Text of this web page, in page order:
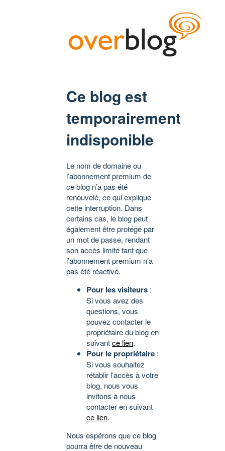
Ce blog est
temporairement
indisponible
Le nom de domaine ou
l’abonnement premium de
ce blog n’a pas été
renouvelé, ce qui explique
cette interruption. Dans
certains cas, le blog peut
également être protégé par
un mot de passe, rendant
son accès limité tant que
l’abonnement premium n’a
pas été réactivé.
Pour les visiteurs :
Si vous avez des
questions, vous
pouvez contacter le
propriétaire du blog en
suivantce lien.
Pour le propriétaire :
Si vous souhaitez
rétablir l’accès à votre
blog, nous vous
invitons à nous
contacter en suivant
ce lien.
Nous espérons que ce blog
pourra être de nouveau